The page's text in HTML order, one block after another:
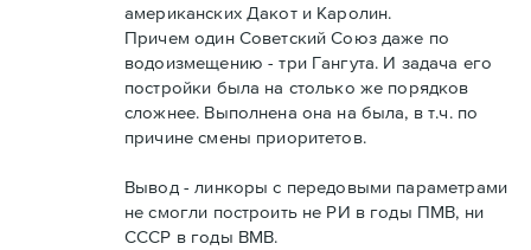
американских Дакот и Каролин.
Причем один Советский Союз даже по
водоизмещению - три Гангута. И задача его
постройки была на столько же порядков
сложнее. Выполнена она на была, в т.ч. по
причине смены приоритетов.
Вывод - линкоры с передовыми параметрами
не смогли построить не РИ в годы ПМВ, ни
СССР в годы ВМВ.